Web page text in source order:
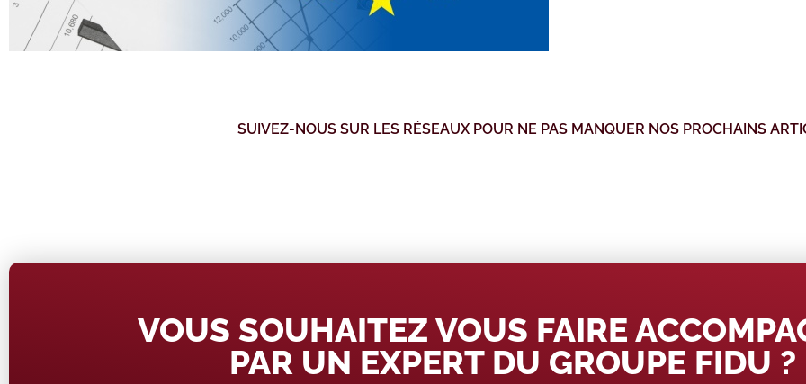
SUIVEZ-NOUS SUR LES RÉSEAUX POUR NE PAS MANQUER NOS PROCHAINS
VOUS SOUHAITEZ VOUS FAIRE
PAR UN EXPERT DU GROUPE FIDU ?